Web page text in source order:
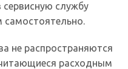
службу
самостоятельно.
не распространяются
расходным